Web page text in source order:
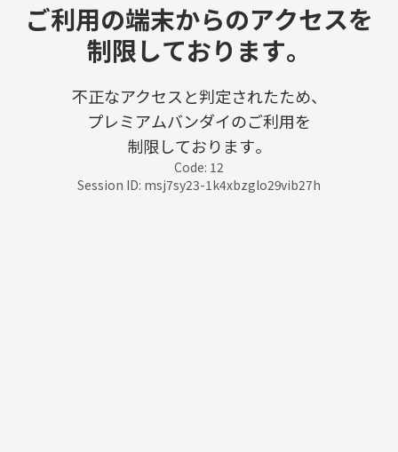
ご利用の端末からのアクセスを
制限しております。
不正なアクセスと判定されたため、
プレミアムバンダイのご利用を
制限しております。
Code: 12
Session ID: msj7sy23-1k4xbzglo29vib27h